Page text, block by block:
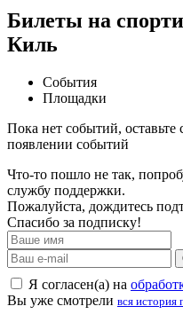
Билеты на
Киль
События
Площадки
Пока нет событий,
появлении событий
Что-то пошло не так,
службу поддержки.
Пожалуйста, дождитесь
Спасибо за подписку!
Я согласен(а) на
Вы уже смотрели вся история